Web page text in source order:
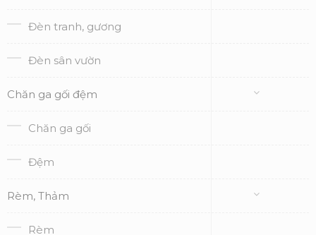
Đèn tranh, gương
Đèn sân vườn
Chăn ga gối đệm
Chăn ga gối
Đệm
Rèm, Thảm
Rèm